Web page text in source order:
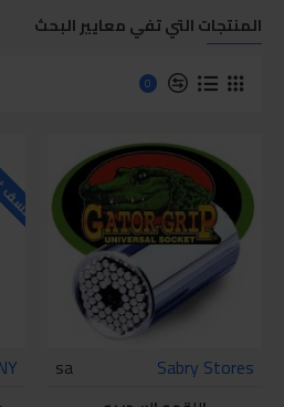
المنتجات التي تفي معايير البحث
0
Sabry Stores
sa